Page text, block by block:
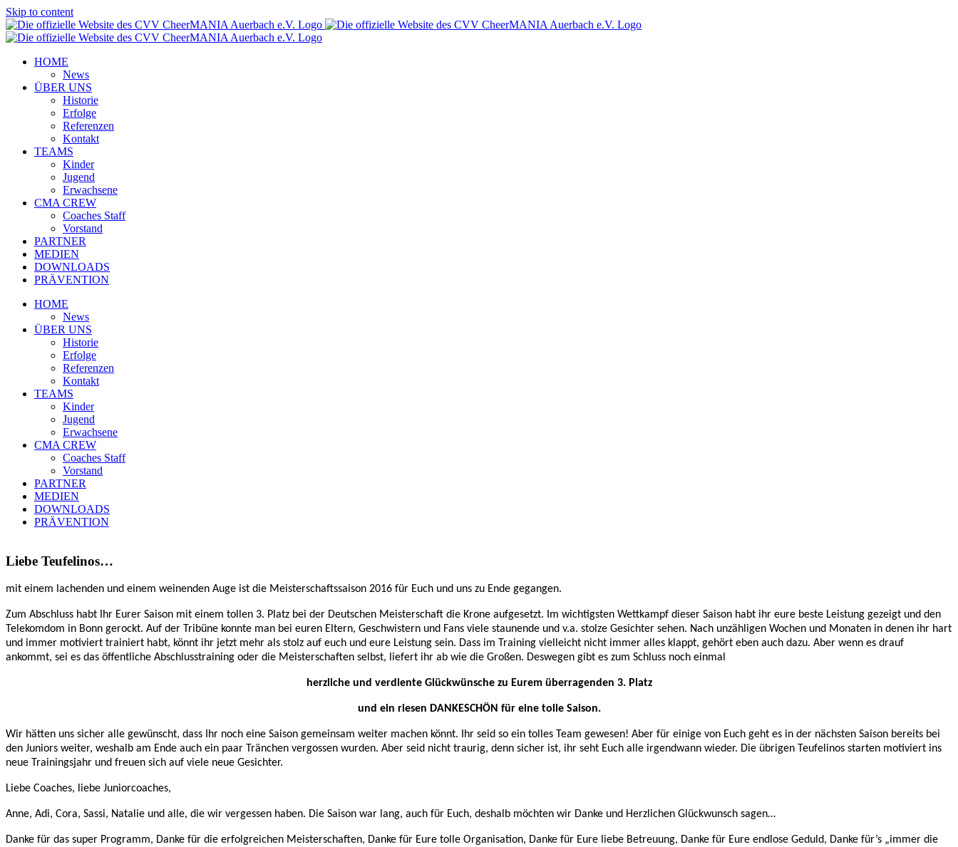
Skip to content
HOME
News
ÜBER UNS
Historie
Erfolge
Referenzen
Kontakt
TEAMS
Kinder
Jugend
Erwachsene
CMA CREW
Coaches Staff
Vorstand
PARTNER
MEDIEN
DOWNLOADS
PRÄVENTION
HOME
News
ÜBER UNS
Historie
Erfolge
Referenzen
Kontakt
TEAMS
Kinder
Jugend
Erwachsene
CMA CREW
Coaches Staff
Vorstand
PARTNER
MEDIEN
DOWNLOADS
PRÄVENTION
Liebe Teufelinos…
mit einem lachenden und einem weinenden Auge ist die Meisterschaftssaison 2016 für Euch und uns zu Ende gegangen.
Zum Abschluss habt Ihr Eurer Saison mit einem tollen 3. Platz bei der Deutschen Meisterschaft die Krone aufgesetzt. Im wichtigsten Wettkampf dieser Saison habt ihr eure beste Leistung gezeigt und den
Telekomdom in Bonn gerockt. Auf der Tribüne konnte man bei euren Eltern, Geschwistern und Fans viele staunende und v.a. stolze Gesichter sehen. Nach unzähligen Wochen und Monaten in denen ihr hart
und immer motiviert trainiert habt, könnt ihr jetzt mehr als stolz auf euch und eure Leistung sein. Dass im Training vielleicht nicht immer alles klappt, gehört eben auch dazu. Aber wenn es drauf
ankommt, sei es das öffentliche Abschlusstraining oder die Meisterschaften selbst, liefert ihr ab wie die Großen. Deswegen gibt es zum Schluss noch einmal
herzliche und verdiente Glückwünsche zu Eurem überragenden 3. Platz
und ein riesen DANKESCHÖN für eine tolle Saison.
Wir hätten uns sicher alle gewünscht, dass Ihr noch eine Saison gemeinsam weiter machen könnt. Ihr seid so ein tolles Team gewesen! Aber für einige von Euch geht es in der nächsten Saison bereits bei
den Juniors weiter, weshalb am Ende auch ein paar Tränchen vergossen wurden. Aber seid nicht traurig, denn sicher ist, ihr seht Euch alle irgendwann wieder. Die übrigen Teufelinos starten motiviert ins
neue Trainingsjahr und freuen sich auf viele neue Gesichter.
Liebe Coaches, liebe Juniorcoaches,
Anne, Adi, Cora, Sassi, Natalie und alle, die wir vergessen haben. Die Saison war lang, auch für Euch, deshalb möchten wir Danke und Herzlichen Glückwunsch sagen…
Danke für das super Programm, Danke für die erfolgreichen Meisterschaften, Danke für Eure tolle Organisation, Danke für Eure liebe Betreuung, Danke für Eure endlose Geduld, Danke für’s „immer die